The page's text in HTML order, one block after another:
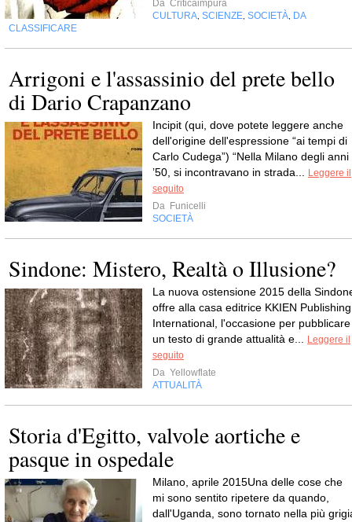
Da Criticaimpura
CULTURA SCIENZE SOCIETÀ DA
CLASSIFICARE
Arrigoni e l'assassinio del prete bello
di Dario Crapanzano
Incipit (qui, dove potete leggere anche
dell'origine dell'espressione “ai tempi di
Carlo Cudega”) “Nella Milano degli anni
’50, si incontravano in strada...
Leggere il
seguito
Da Funicelli
SOCIETÀ
Sindone: Mistero, Realtà o Illusione?
La nuova ostensione 2015 della
offre alla casa editrice KKIEN Publishing
International, l'occasione per pubblicare
un testo di grande attualità e...
Leggere il
seguito
Da Yellowflate
ATTUALITÀ
Storia d'Egitto, valvole aortiche e
pasque in ospedale
Milano, aprile 2015Una delle cose che
mi sono sentito ripetere da quando,
dall'Uganda, sono tornato nella più